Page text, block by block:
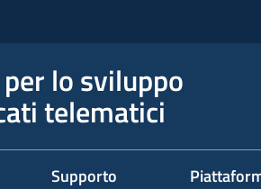
lo sviluppo
telematici
Supporto